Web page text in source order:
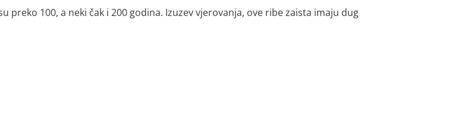
100, a neki čak i 200 godina. Izuzev vjerovanja, ove ribe zaista imaju dug